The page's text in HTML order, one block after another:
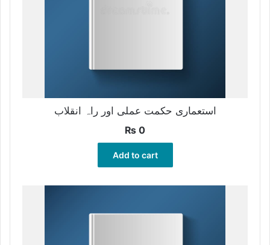
استعماری حکمت عملی اور راہ انقلاب
₨ 0
Add to cart